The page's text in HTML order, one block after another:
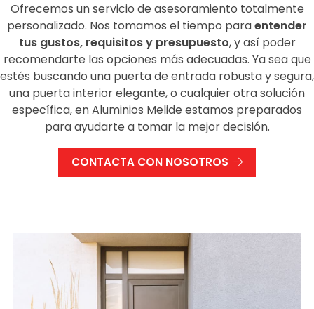
Ofrecemos un servicio de asesoramiento totalmente
personalizado. Nos tomamos el tiempo paraentender
tus gustos, requisitos y presupuesto, y así poder
recomendarte las opciones más adecuadas. Ya sea que
estés buscando una puerta de entrada robusta y segura,
una puerta interior elegante, o cualquier otra solución
específica, en Aluminios Melide estamos preparados
para ayudarte a tomar la mejor decisión.
CONTACTA CON NOSOTROS